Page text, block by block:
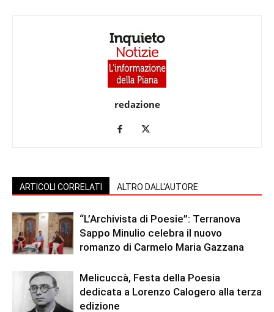
redazione
ARTICOLI CORRELATI ALTRO DALL'AUTORE
“L’Archivista di Poesie”: Terranova
Sappo Minulio celebra il nuovo
romanzo di Carmelo Maria Gazzana
Melicuccà, Festa della Poesia
dedicata a Lorenzo Calogero alla terza
edizione